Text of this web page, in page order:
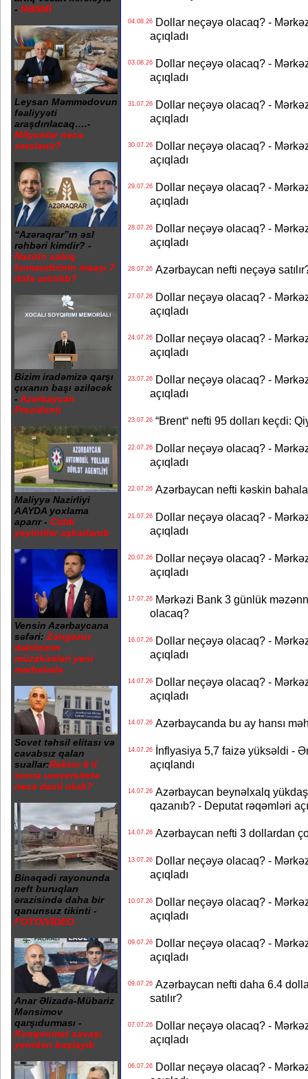
- RƏSMİ
Leysan Məmmədovun
fəaliyyəti
araşdırılacaq….-
Milyonlar necə
xərclənir?
“Azəraqrar”ın əsl
rəhbəri kimdir? -
Nazirin sabiq
komandirinin maaşı 7
dəfə artırılıb?
Bizim iradəmizə qarşı
çıxanın başı əziləcək
- Azərbaycan
Prezidenti
Maliyyə Nazirliyi
AAYDA yoxlama
aparır - Ciddi
yeyintilər aşkarlanıb
Vensin Azərbaycana
səfəri: Zəngəzur
dəhlizinin
müzakirələri yeni
mərhələdə
Sovet təhsil elitası və
cavabsız qalan
suallar:Rektor 6 il
sonra universitetə
necə daxil olub?
Binəqədi rayonunda
neft buruqları
ərazisində daha bir
qanunsuz tikinti -
FOTO/VİDEO
Anar Əlizadə-Mübariz
Mənsimov
qarşıdurması -
Kompromat savaşı
yenidən başlayıb
04.08.26Dollar neçəyə olacaq? -
açıqladı
03.08.26Dollar neçəyə olacaq? -
açıqladı
31.07.26Dollar neçəyə olacaq? -
açıqladı
30.07.26Dollar neçəyə olacaq? -
açıqladı
29.07.26Dollar neçəyə olacaq? -
açıqladı
28.07.26Dollar neçəyə olacaq? -
açıqladı
28.07.26Azərbaycan nefti neçəyə
27.07.26Dollar neçəyə olacaq? -
açıqladı
24.07.26Dollar neçəyə olacaq? -
açıqladı
23.07.26Dollar neçəyə olacaq? -
açıqladı
23.07.26“Brent“ nefti 95 dolları keçdi:
22.07.26Dollar neçəyə olacaq? -
açıqladı
22.07.26Azərbaycan nefti kəskin
21.07.26Dollar neçəyə olacaq? -
açıqladı
20.07.26Dollar neçəyə olacaq? -
açıqladı
17.07.26Mərkəzi Bank 3 günlük
olacaq?
16.07.26Dollar neçəyə olacaq? -
açıqladı
14.07.26Dollar neçəyə olacaq? -
açıqladı
14.07.26Azərbaycanda bu ay hansı
14.07.26İnflyasiya 5,7 faizə yüksəldi -
açıqlandı
14.07.26Azərbaycan beynəlxalq
qazanıb? - Deputat rəqəmləri
14.07.26Azərbaycan nefti 3 dollardan
13.07.26Dollar neçəyə olacaq? -
açıqladı
10.07.26Dollar neçəyə olacaq? -
açıqladı
09.07.26Dollar neçəyə olacaq? -
açıqladı
09.07.26Azərbaycan nefti daha 6.4
satılır?
07.07.26Dollar neçəyə olacaq? -
açıqladı
06.07.26Dollar neçəyə olacaq? -